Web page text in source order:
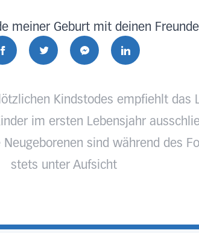
meiner Geburt mit deinen
Kindstodes empfiehlt das
im ersten Lebensjahr
Neugeborenen sind während des
stets unter Aufsicht